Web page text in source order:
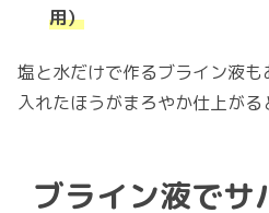
用）
塩と水だけで作るブライン液
入れたほうがまろやか仕上がる
ブライン液でサ